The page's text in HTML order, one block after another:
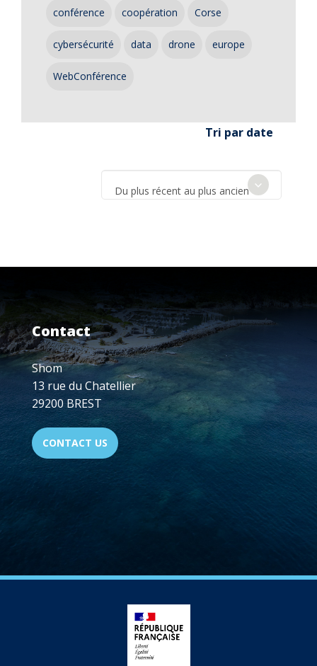
conférence coopération Corse
cybersécurité data drone europe
WebConférence
Tri par date
Du plus récent au plus ancien
Contact
Shom
13 rue du Chatellier
29200 BREST
CONTACT US